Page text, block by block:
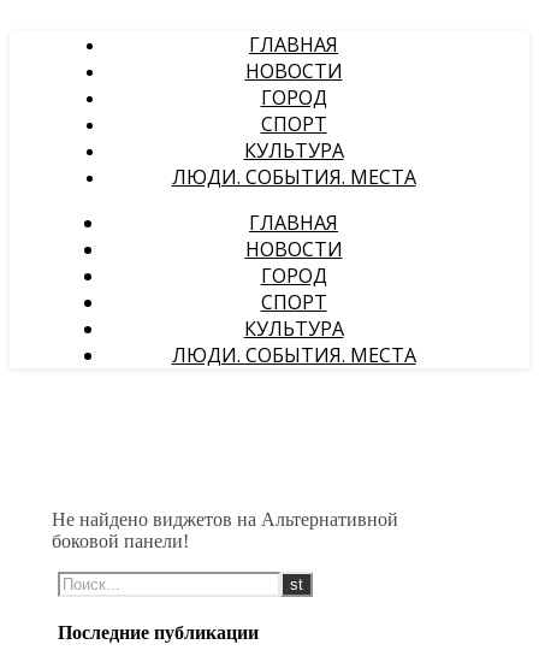
ГЛАВНАЯ
НОВОСТИ
ГОРОД
СПОРТ
КУЛЬТУРА
ЛЮДИ. СОБЫТИЯ. МЕСТА
ГЛАВНАЯ
НОВОСТИ
ГОРОД
СПОРТ
КУЛЬТУРА
ЛЮДИ. СОБЫТИЯ. МЕСТА
Не найдено виджетов на Альтернативной
боковой панели!
Последние публикации